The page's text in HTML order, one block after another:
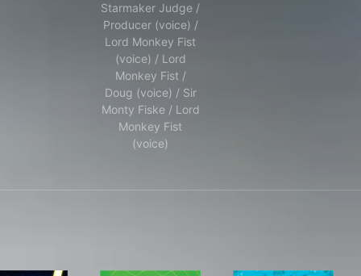
Starmaker Judge /
Producer (voice) /
Lord Monkey Fist
(voice) / Lord
Monkey Fist /
Doug (voice) / Sir
Monty Fiske / Lord
Monkey Fist
(voice)